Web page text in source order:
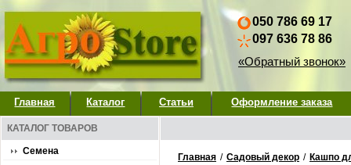
050 786 69 17
097 636 78 86
«Обратный звонок»
Главная Каталог Статьи Оформление заказа
КАТАЛОГ ТОВАРОВ
Семена
Главная / Садовый декор / Кашпо